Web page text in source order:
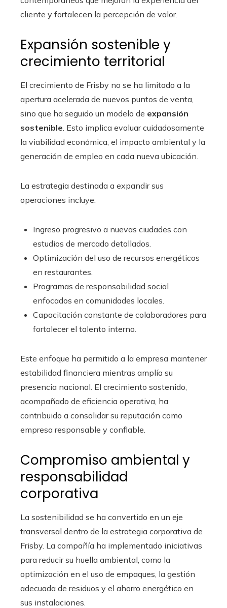
cliente y fortalecen la percepción de valor.
Expansión sostenible y
crecimiento territorial
El crecimiento de Frisby no se ha limitado a la
apertura acelerada de nuevos puntos de venta,
sino que ha seguido un modelo de expansión
sostenible . Esto implica evaluar cuidadosamente
la viabilidad económica, el impacto ambiental y la
generación de empleo en cada nueva ubicación.
La estrategia destinada a expandir sus
operaciones incluye:
Ingreso progresivo a nuevas ciudades con
estudios de mercado detallados.
Optimización del uso de recursos energéticos
en restaurantes.
Programas de responsabilidad social
enfocados en comunidades locales.
Capacitación constante de colaboradores para
fortalecer el talento interno.
Este enfoque ha permitido a la empresa mantener
estabilidad financiera mientras amplía su
presencia nacional. El crecimiento sostenido,
acompañado de eficiencia operativa, ha
contribuido a consolidar su reputación como
empresa responsable y confiable.
Compromiso ambiental y
responsabilidad
corporativa
La sostenibilidad se ha convertido en un eje
transversal dentro de la estrategia corporativa de
Frisby. La compañía ha implementado iniciativas
para reducir su huella ambiental, como la
optimización en el uso de empaques, la gestión
adecuada de residuos y el ahorro energético en
sus instalaciones.